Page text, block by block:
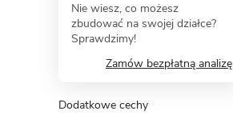
Nie wiesz, co możesz
zbudować na swojej działce?
Sprawdzimy!
Zamów bezpłatną analizę
Dodatkowe cechy